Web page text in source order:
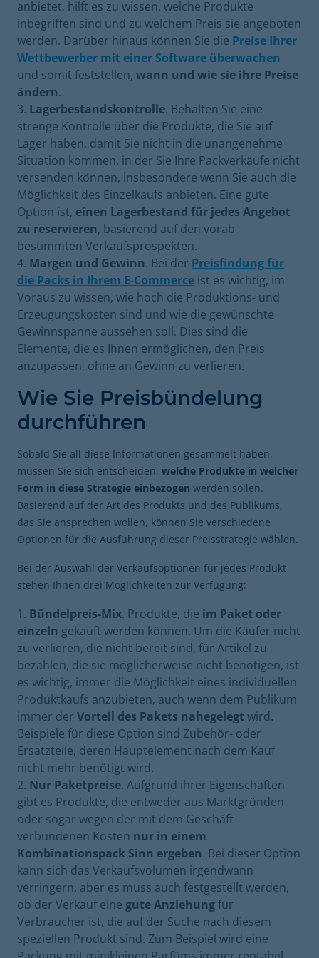
anbietet, hilft es zu wissen, welche Produkte
inbegriffen sind und zu welchem Preis sie angeboten
werden. Darüber hinaus können Sie die Preise Ihrer
Wettbewerber mit einer Software überwachen
und somit feststellen, wann und wie sie ihre Preise
ändern.
Lagerbestandskontrolle. Behalten Sie eine
strenge Kontrolle über die Produkte, die Sie auf
Lager haben, damit Sie nicht in die unangenehme
Situation kommen, in der Sie Ihre Packverkäufe nicht
versenden können, insbesondere wenn Sie auch die
Möglichkeit des Einzelkaufs anbieten. Eine gute
Option ist, einen Lagerbestand für jedes Angebot
zu reservieren, basierend auf den vorab
bestimmten Verkaufsprospekten.
Margen und Gewinn. Bei der Preisfindung für
die Packs in Ihrem E-Commerce ist es wichtig, im
Voraus zu wissen, wie hoch die Produktions- und
Erzeugungskosten sind und wie die gewünschte
Gewinnspanne aussehen soll. Dies sind die
Elemente, die es Ihnen ermöglichen, den Preis
anzupassen, ohne an Gewinn zu verlieren.
Wie Sie Preisbündelung
durchführen
Sobald Sie all diese Informationen gesammelt haben,
müssen Sie sich entscheiden, welche Produkte in welcher
Form in diese Strategie einbezogen werden sollen.
Basierend auf der Art des Produkts und des Publikums,
das Sie ansprechen wollen, können Sie verschiedene
Optionen für die Ausführung dieser Preisstrategie wählen.
Bei der Auswahl der Verkaufsoptionen für jedes Produkt
stehen Ihnen drei Möglichkeiten zur Verfügung:
Bündelpreis-Mix. Produkte, die im Paket oder
einzeln gekauft werden können. Um die Käufer nicht
zu verlieren, die nicht bereit sind, für Artikel zu
bezahlen, die sie möglicherweise nicht benötigen, ist
es wichtig, immer die Möglichkeit eines individuellen
Produktkaufs anzubieten, auch wenn dem Publikum
immer der Vorteil des Pakets nahegelegt wird.
Beispiele für diese Option sind Zubehör- oder
Ersatzteile, deren Hauptelement nach dem Kauf
nicht mehr benötigt wird.
Nur Paketpreise. Aufgrund ihrer Eigenschaften
gibt es Produkte, die entweder aus Marktgründen
oder sogar wegen der mit dem Geschäft
verbundenen Kosten nur in einem
Kombinationspack Sinn ergeben. Bei dieser Option
kann sich das Verkaufsvolumen irgendwann
verringern, aber es muss auch festgestellt werden,
ob der Verkauf eine gute Anziehungfür
Verbraucher ist, die auf der Suche nach diesem
speziellen Produkt sind. Zum Beispiel wird eine